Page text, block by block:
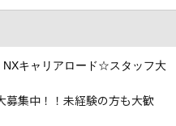
キャリアロード☆スタッフ大
募集中！！未経験の方も大歓